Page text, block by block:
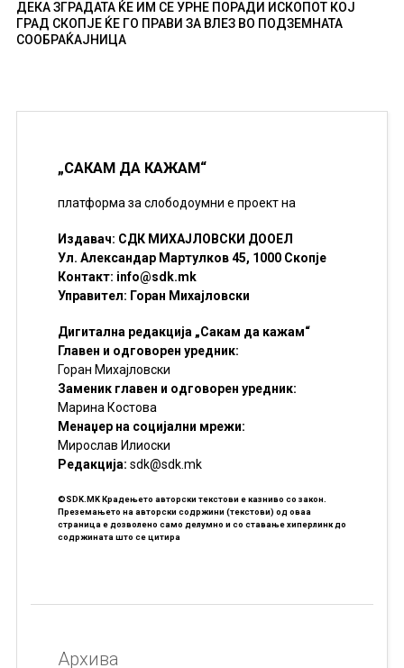
ДЕКА ЗГРАДАТА ЌЕ ИМ СЕ УРНЕ ПОРАДИ ИСКОПОТ КОЈ
ГРАД СКОПЈЕ ЌЕ ГО ПРАВИ ЗА ВЛЕЗ ВО ПОДЗЕМНАТА
СООБРАЌАЈНИЦА
„САКАМ ДА КАЖАМ“
платформа за слободоумни е проект на
Издавач: СДК МИХАЈЛОВСКИ ДООЕЛ
Ул. Александар Мартулков 45, 1000 Скопје
Контакт: info@sdk.mk
Управител: Горан Михајловски
Дигитална редакција „Сакам да кажам“
Главен и одговорен уредник:
Горан Михајловски
Заменик главен и одговорен уредник:
Марина Костова
Менаџер на социјални мрежи:
Мирослав Илиоски
Редакцијa: sdk@sdk.mk
©SDK.MK Крадењето авторски текстови е казниво со закон.
Преземањето на авторски содржини (текстови) од оваа
страница е дозволено само делумно и со ставање хиперлинк до
содржината што се цитира
Архива